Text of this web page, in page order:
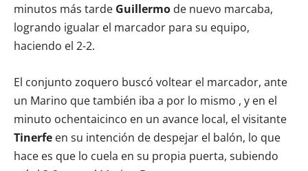
minutos más tarde Guillermo de nuevo marcaba,
logrando igualar el marcador para su equipo,
haciendo el 2-2.
El conjunto zoquero buscó voltear el marcador, ante
un Marino que también iba a por lo mismo , y en el
minuto ochentaicinco en un avance local, el visitante
Tinerfe en su intención de despejar el balón, lo que
hace es que lo cuela en su propia puerta, subiendo